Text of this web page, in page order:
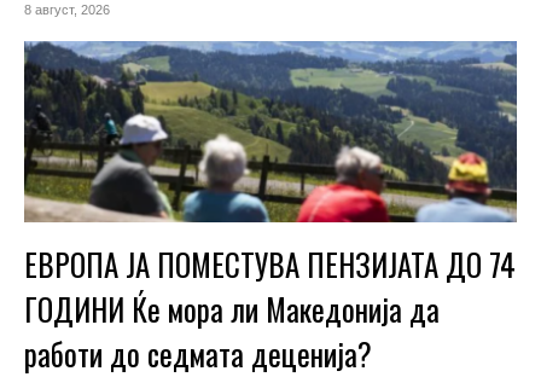
8 август, 2026
ЕВРОПА ЈА ПОМЕСТУВА ПЕНЗИЈАТА ДО 74
ГОДИНИ Ќе мора ли Македонија да
работи до седмата деценија?